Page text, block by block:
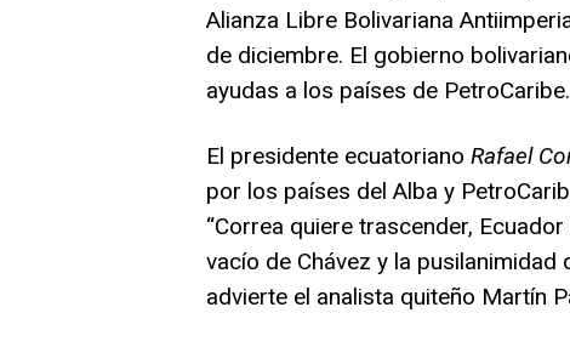
Alianza Libre Bolivariana
de diciembre. El gobierno
ayudas a los países de PetroCaribe.
El presidente ecuatoriano Rafael
por los países del Alba y
“Correa quiere trascender,
vacío de Chávez y la
advierte el analista quiteño Martín